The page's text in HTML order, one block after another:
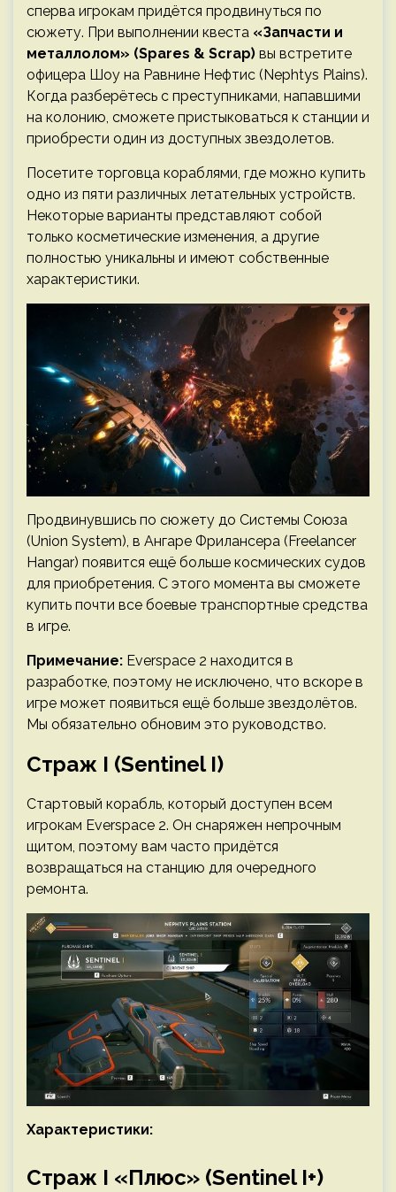
сперва игрокам придётся продвинуться по
сюжету. При выполнении квеста «Запчасти и
металлолом» (Spares & Scrap) вы встретите
офицера Шоу на Равнине Нефтис (Nephtys Plains).
Когда разберётесь с преступниками, напавшими
на колонию, сможете пристыковаться к станции и
приобрести один из доступных звездолетов.
Посетите торговца кораблями, где можно купить
одно из пяти различных летательных устройств.
Некоторые варианты представляют собой
только косметические изменения, а другие
полностью уникальны и имеют собственные
характеристики.
Продвинувшись по сюжету до Системы Союза
(Union System), в Ангаре Фрилансера (Freelancer
Hangar) появится ещё больше космических судов
для приобретения. С этого момента вы сможете
купить почти все боевые транспортные средства
в игре.
Примечание: Everspace 2 находится в
разработке, поэтому не исключено, что вскоре в
игре может появиться ещё больше звездолётов.
Мы обязательно обновим это руководство.
Страж I (Sentinel I)
Стартовый корабль, который доступен всем
игрокам Everspace 2. Он снаряжен непрочным
щитом, поэтому вам часто придётся
возвращаться на станцию для очередного
ремонта.
Характеристики:
Страж I «Плюс» (Sentinel I+)